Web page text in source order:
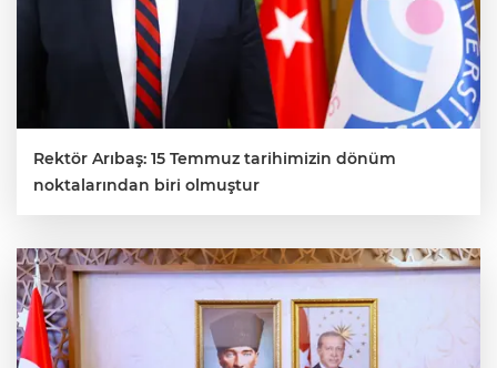
Rektör Arıbaş: 15 Temmuz tarihimizin dönüm
noktalarından biri olmuştur